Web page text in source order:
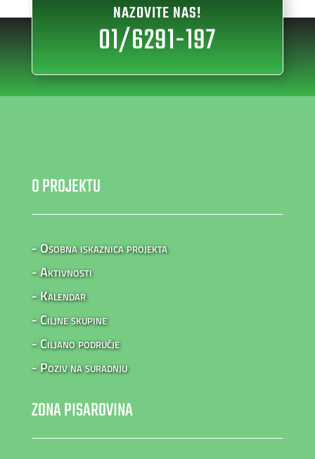
NAZOVITE NAS!
01/6291-197
O PROJEKTU
- Osobna iskaznica projekta
- Aktivnosti
- Kalendar
- Ciljne skupine
- Ciljano područje
- Poziv na suradnju
ZONA PISAROVINA